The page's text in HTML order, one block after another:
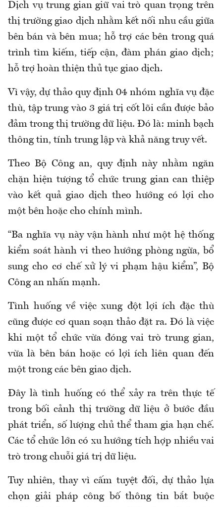
Dịch vụ trung gian giữ vai trò quan trọng trên
thị trường giao dịch nhằm kết nối nhu cầu giữa
bên bán và bên mua; hỗ trợ các bên trong quá
trình tìm kiếm, tiếp cận, đàm phán giao dịch;
hỗ trợ hoàn thiện thủ tục giao dịch.
Vì vậy, dự thảo quy định 04 nhóm nghĩa vụ đặc
thù, tập trung vào 3 giá trị cốt lõi cần được bảo
đảm trong thị trường dữ liệu. Đó là: minh bạch
thông tin, tính trung lập và khả năng truy vết.
Theo Bộ Công an, quy định này nhằm ngăn
chặn hiện tượng tổ chức trung gian can thiệp
vào kết quả giao dịch theo hướng có lợi cho
một bên hoặc cho chính mình.
“Ba nghĩa vụ này vận hành như một hệ thống
kiểm soát hành vi theo hướng phòng ngừa, bổ
sung cho cơ chế xử lý vi phạm hậu kiểm”, Bộ
Công an nhấn mạnh.
Tình huống về việc xung đột lợi ích đặc thù
cũng được cơ quan soạn thảo đặt ra. Đó là việc
khi một tổ chức vừa đóng vai trò trung gian,
vừa là bên bán hoặc có lợi ích liên quan đến
một trong các bên giao dịch.
Đây là tình huống có thể xảy ra trên thực tế
trong bối cảnh thị trường dữ liệu ở bước đầu
phát triển, số lượng chủ thể tham gia hạn chế.
Các tổ chức lớn có xu hướng tích hợp nhiều vai
trò trong chuỗi giá trị dữ liệu.
Tuy nhiên, thay vì cấm tuyệt đối, dự thảo lựa
chọn giải pháp công bố thông tin bắt buộc